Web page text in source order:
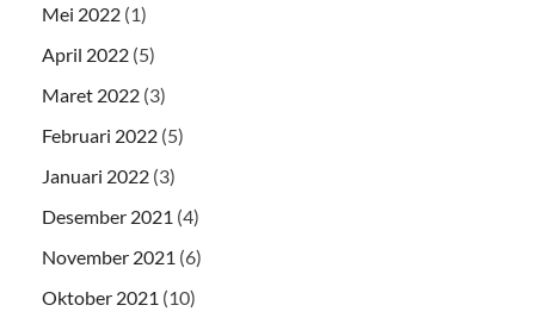
Mei 2022 (1)
April 2022 (5)
Maret 2022 (3)
Februari 2022 (5)
Januari 2022 (3)
Desember 2021 (4)
November 2021 (6)
Oktober 2021 (10)